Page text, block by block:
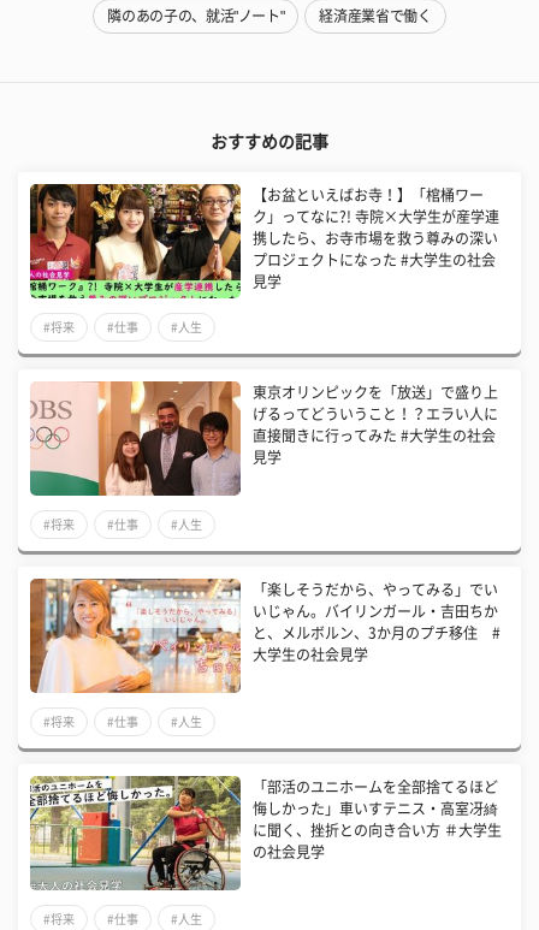
隣のあの子の、就活"ノート" 経済産業省で働く
おすすめの記事
【お盆といえばお寺！】「棺桶ワー
ク」ってなに?! 寺院×大学生が産学連
携したら、お寺市場を救う尊みの深い
プロジェクトになった #大学生の社会
見学
#将来 #仕事 #人生
東京オリンピックを「放送」で盛り上
げるってどういうこと！？エラい人に
直接聞きに行ってみた #大学生の社会
見学
#将来 #仕事 #人生
「楽しそうだから、やってみる」でい
いじゃん。バイリンガール・吉田ちか
と、メルボルン、3か月のプチ移住 #
大学生の社会見学
#将来 #仕事 #人生
「部活のユニホームを全部捨てるほど
悔しかった」車いすテニス・高室冴綺
に聞く、挫折との向き合い方 ＃大学生
の社会見学
#将来 #仕事 #人生